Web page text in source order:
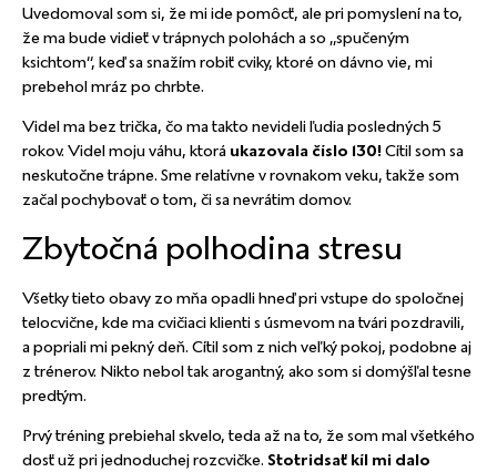
Uvedomoval som si, že mi ide pomôcť, ale pri pomyslení na to,
že ma bude vidieť v trápnych polohách a so „spučeným
ksichtom“, keď sa snažím robiť cviky, ktoré on dávno vie, mi
prebehol mráz po chrbte.
Videl ma bez trička, čo ma takto nevideli ľudia posledných 5
rokov. Videl moju váhu, ktorá ukazovala číslo 130!Cítil som sa
neskutočne trápne. Sme relatívne v rovnakom veku, takže som
začal pochybovať o tom, či sa nevrátim domov.
Zbytočná polhodina stresu
Všetky tieto obavy zo mňa opadli hneď pri vstupe do spoločnej
telocvične, kde ma cvičiaci klienti s úsmevom na tvári pozdravili,
a popriali mi pekný deň. Cítil som z nich veľký pokoj, podobne aj
z trénerov. Nikto nebol tak arogantný, ako som si domýšľal tesne
predtým.
Prvý tréning prebiehal skvelo, teda až na to, že som mal všetkého
dosť už pri jednoduchej rozcvičke. Stotridsať kíl mi dalo